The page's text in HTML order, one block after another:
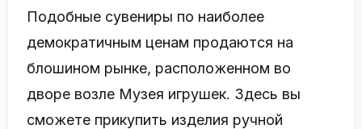
Подобные сувениры по наиболее
демократичным ценам продаются на
блошином рынке, расположенном во
дворе возле Музея игрушек. Здесь вы
сможете прикупить изделия ручной